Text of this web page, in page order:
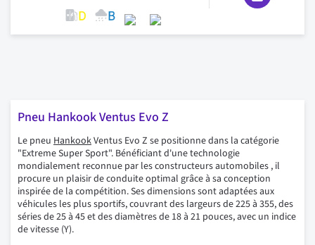
Pneu Hankook Ventus Evo Z
Le pneu HankookVentus Evo Z se positionne dans la catégorie
"Extreme Super Sport". Bénéficiant d'une technologie
mondialement reconnue par les constructeurs automobiles , il
procure un plaisir de conduite optimal grâce à sa conception
inspirée de la compétition. Ses dimensions sont adaptées aux
véhicules les plus sportifs, couvrant des largeurs de 225 à 355, des
séries de 25 à 45 et des diamètres de 18 à 21 pouces, avec un indice
de vitesse (Y).